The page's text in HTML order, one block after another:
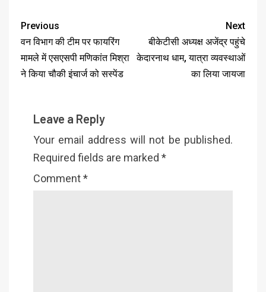
Previous
वन विभाग की टीम पर फायरिंग
मामले में एसएसपी मणिकांत मिश्रा
ने किया चौकी इंचार्ज को सस्पेंड
Next
बीकेटीसी अध्यक्ष अजेंद्र पहुंचे
केदारनाथ धाम, यात्रा व्यवस्थाओं
का लिया जायजा
Leave a Reply
Your email address will not be published.
Required fields are marked *
Comment*